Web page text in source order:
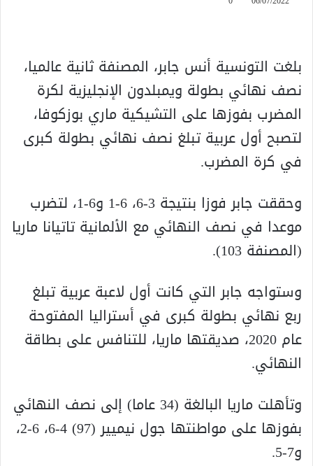
بلغت التونسية أنس جابر، المصنفة ثانية عالميا،
نصف نهائي بطولة ويمبلدون الإنجليزية لكرة
المضرب بفوزها على التشيكية ماري بوزكوفا،
لتصبح أول عربية تبلغ نصف نهائي بطولة كبرى
في كرة المضرب.
وحققت جابر فوزا بنتيجة 3-6، 6-1 و6-1، لتضرب
موعدا في نصف النهائي مع الألمانية تاتيانا ماريا
(المصنفة 103).
وستواجه جابر التي كانت أول لاعبة عربية تبلغ
ربع نهائي بطولة كبرى في أستراليا المفتوحة
عام 2020، صديقتها ماريا، للتنافس على بطاقة
النهائي.
وتأهلت ماريا البالغة (34 عاما) إلى نصف النهائي
بفوزها على مواطنتها جول نيميير (97) 4-6، 6-2،
و7-5.